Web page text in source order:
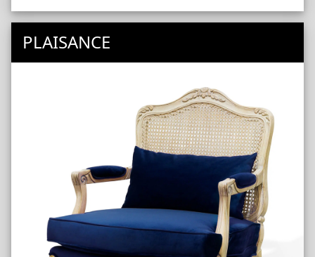
PLAISANCE